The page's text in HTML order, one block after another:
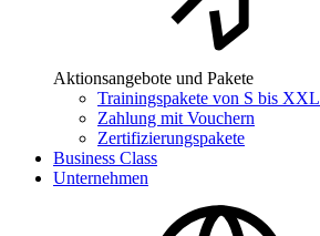
Aktionsangebote und Pakete
Trainingspakete von S bis XXL
Zahlung mit Vouchern
Zertifizierungspakete
Business Class
Unternehmen